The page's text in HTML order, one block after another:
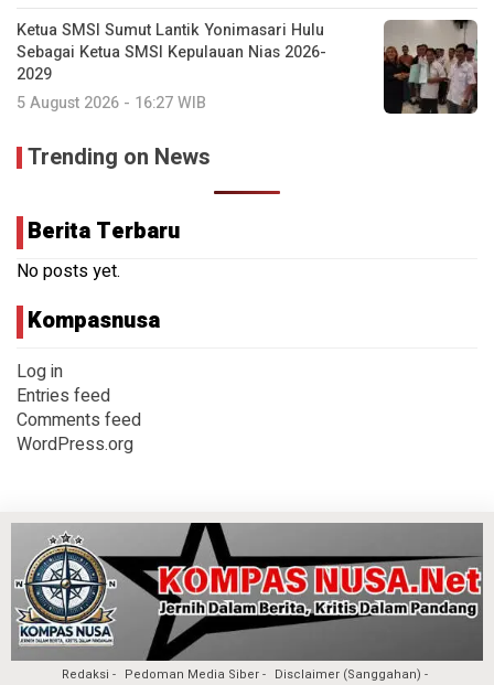
Ketua SMSI Sumut Lantik Yonimasari Hulu
Sebagai Ketua SMSI Kepulauan Nias 2026-
2029
5 August 2026 - 16:27 WIB
Trending on News
Berita Terbaru
No posts yet.
Kompasnusa
Log in
Entries feed
Comments feed
WordPress.org
Redaksi Pedoman Media Siber Disclaimer (Sanggahan)